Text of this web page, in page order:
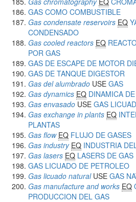
GAS COMO COMBUSTIBLE
Gas condensate reservoirs EQ
CONDENSADO
Gas cooled reactors EQ
POR GAS
GAS DE ESCAPE DE MOTOR
GAS DE TANQUE DIGESTOR
Gas del alumbrado USE GAS
Gas dynamics EQ DINAMICA
Gas envasado USE GAS
Gas exchange in plants EQ
PLANTAS
Gas flow EQ FLUJO DE GASES
Gas industry EQ INDUSTRIA
Gas lasers EQ LASERS DE GAS
GAS LICUADO DE PETROLEO
Gas licuado naturalUSE GAS
Gas manufacture and works EQ
PRODUCCION DEL GAS